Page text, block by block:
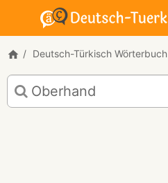
Deutsch-Türkisch Wörterbuch
Deutsch-
Türkisch
Übersetzung